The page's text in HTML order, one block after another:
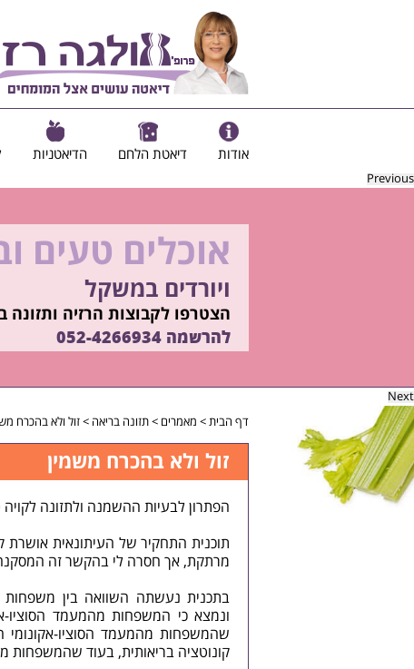
אודות דיאטת הלחם הדיאטניות
Previous
להיות מוכנות
בשיטת ד"ר אולגה רז
רוצים ללמוד איך?
התקשרו 052-4266934
אוכלים טעים
ויורדים במשקל
הצטרפו לקבוצות הרזיה ותזונה
להרשמה 052-4266934
Next
דף הבית> מאמרים >תזונה בריאה >זול ולא בהכרח
זול ולא בהכרח משמין
הפתרון לבעיות ההשמנה ולתזונה
תוכנית התחקיר של העיתונאית
מרתקת, אך חסרה לי בהקשר זה המסקנה
בתכנית נעשתה השוואה בין משפחות
ונמצא כי המשפחות מהמעמד הסוציו-
שהמשפחות מהמעמד הסוציו-אקונומי
קונוטציה בריאותית, בעוד שהמשפחות